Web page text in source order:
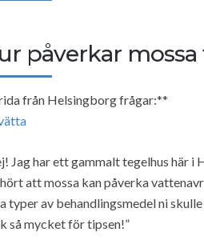
påverkar
från Helsingborg frågar:**
Jag har ett gammalt tegelhus här
att mossa kan påverka
typer av behandlingsmedel ni
så mycket för tipsen!”